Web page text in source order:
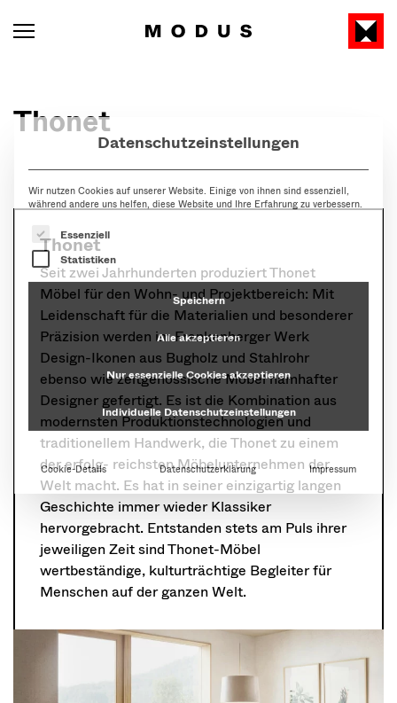
Thonet
Thonet
Seit zwei Jahrhunderten produziert Thonet
Möbel für den Wohn- und Projektbereich: Mit
Leidenschaft für die Materialien und besonderer
Präzision werden im Frankenberger Werk
Design-Ikonen aus Bugholz und Stahlrohr
ebenso wie zeitgenössische Möbel namhafter
Designer gefertigt. Es ist die Kombination aus
modernsten Produktionstechnologien und
traditionellem Handwerk, die Thonet zu einem
der erfolg- reichsten Möbelunternehmen der
Welt macht. Es hat in seiner einzigartig langen
Geschichte immer wieder Klassiker
hervorgebracht. Entstanden stets am Puls ihrer
jeweiligen Zeit sind Thonet-Möbel
wertbeständige, kulturträchtige Begleiter für
Menschen auf der ganzen Welt.
Wir nutzen Cookies auf unserer Website. Einige von ihnen sind essenziell,
während andere uns helfen, diese Website und Ihre Erfahrung zu verbessern.
Es folgt eine Liste der Service-Gruppen, für die eine
Statistiken
Nur essenzielle Cookies akzeptieren
Individuelle Datenschutzeinstellungen
Cookie-Details Datenschutzerklärung